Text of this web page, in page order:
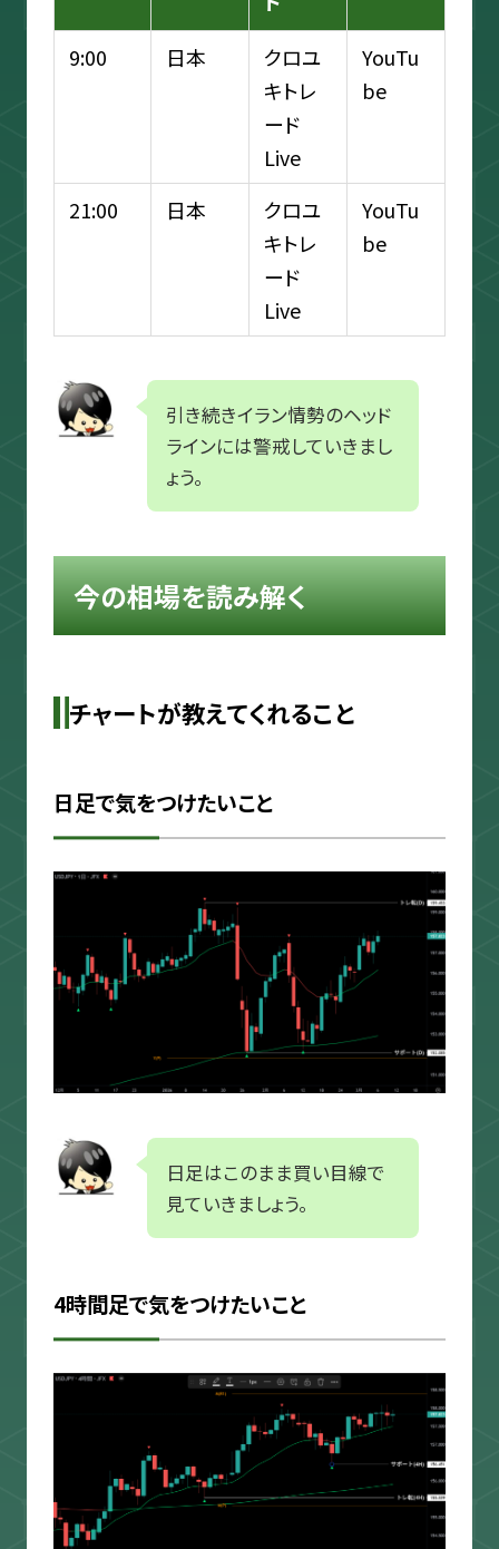
9:00 日本
クロユ
キトレ
ード
Live
YouTu
be
21:00 日本
クロユ
キトレ
ード
Live
YouTu
be
引き続きイラン情勢のヘッド
ラインには警戒していきまし
ょう。
今の相場を読み解く
チャートが教えてくれること
日足で気をつけたいこと
日足はこのまま買い目線で
見ていきましょう。
4時間足で気をつけたいこと